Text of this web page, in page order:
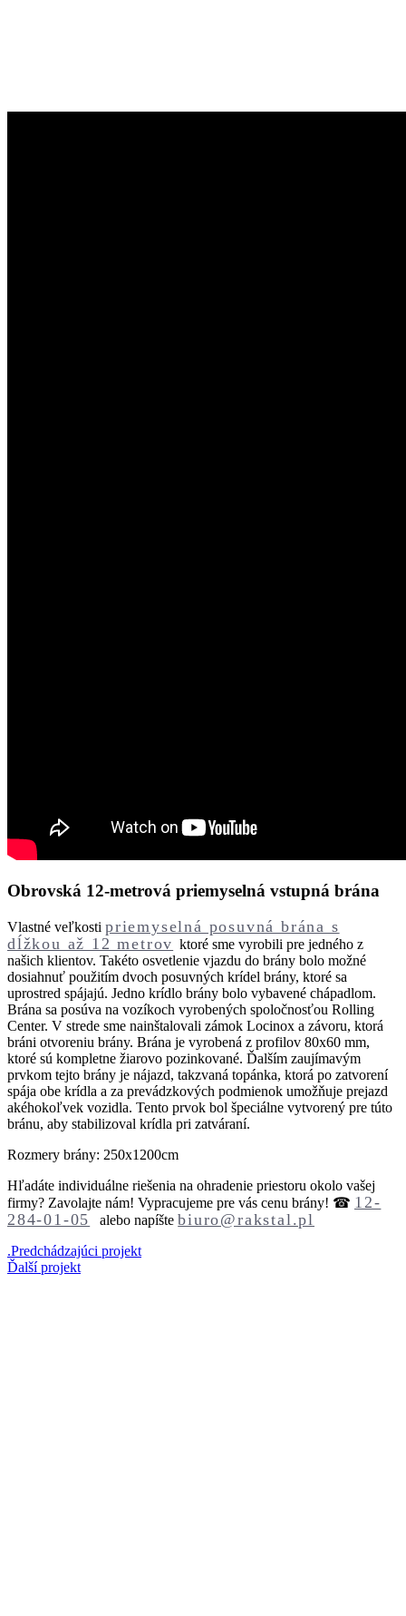
Obrovská 12-metrová priemyselná vstupná brána
Vlastné veľkosti priemyselná posuvná brána s
dĺžkou až 12 metrov ktoré sme vyrobili pre jedného z
našich klientov. Takéto osvetlenie vjazdu do brány bolo možné
dosiahnuť použitím dvoch posuvných krídel brány, ktoré sa
uprostred spájajú. Jedno krídlo brány bolo vybavené chápadlom.
Brána sa posúva na vozíkoch vyrobených spoločnosťou Rolling
Center. V strede sme nainštalovali zámok Locinox a závoru, ktorá
bráni otvoreniu brány. Brána je vyrobená z profilov 80x60 mm,
ktoré sú kompletne žiarovo pozinkované. Ďalším zaujímavým
prvkom tejto brány je nájazd, takzvaná topánka, ktorá po zatvorení
spája obe krídla a za prevádzkových podmienok umožňuje prejazd
akéhokoľvek vozidla. Tento prvok bol špeciálne vytvorený pre túto
bránu, aby stabilizoval krídla pri zatváraní.
Rozmery brány: 250x1200cm
Hľadáte individuálne riešenia na ohradenie priestoru okolo vašej
firmy? Zavolajte nám! Vypracujeme pre vás cenu brány! ☎ 12-
284-01-05
alebo napíštebiuro@rakstal.pl
.Predchádzajúci projekt
Ďalší projekt